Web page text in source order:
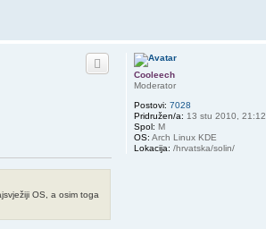
Cooleech
Moderator
Postovi: 7028
Pridružen/a: 13 stu 2010, 21:12
Spol: M
OS: Arch Linux KDE
Lokacija: /hrvatska/solin/
OS, a osim toga